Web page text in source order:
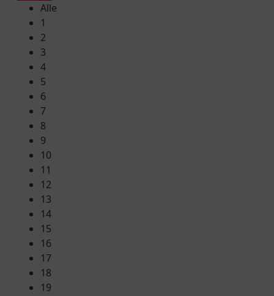
Alle
1
2
3
4
5
6
7
8
9
10
11
12
13
14
15
16
17
18
19